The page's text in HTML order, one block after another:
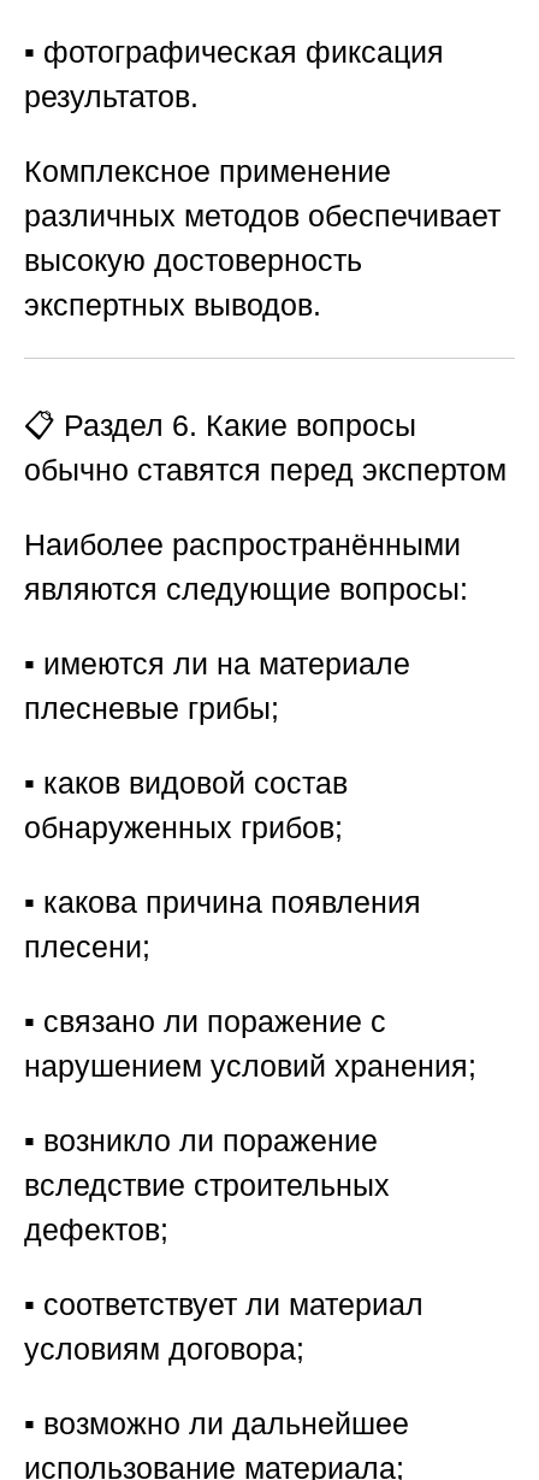
▪️ фотографическая фиксация
результатов.
Комплексное применение
различных методов обеспечивает
высокую достоверность
экспертных выводов.
📋 Раздел 6. Какие вопросы
обычно ставятся перед экспертом
Наиболее распространёнными
являются следующие вопросы:
▪️ имеются ли на материале
плесневые грибы;
▪️ каков видовой состав
обнаруженных грибов;
▪️ какова причина появления
плесени;
▪️ связано ли поражение с
нарушением условий хранения;
▪️ возникло ли поражение
вследствие строительных
дефектов;
▪️ соответствует ли материал
условиям договора;
▪️ возможно ли дальнейшее
использование материала;